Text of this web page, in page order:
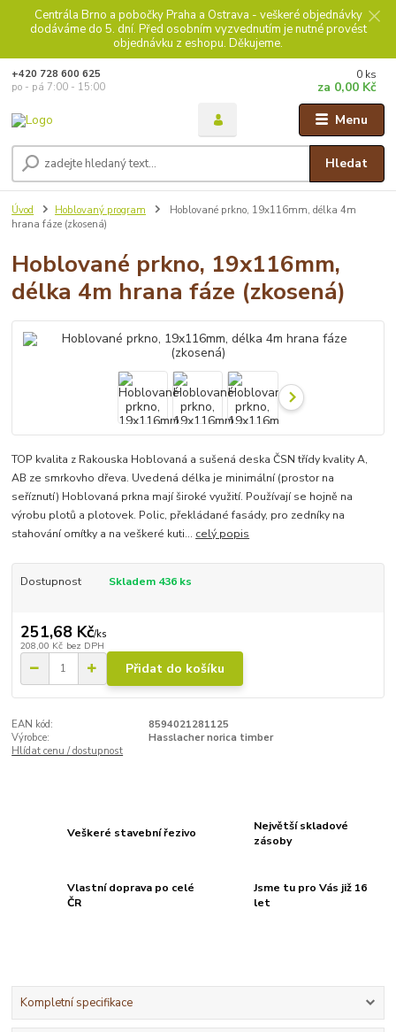
Centrála Brno a pobočky Praha a Ostrava - veškeré objednávky
dodáváme do 5. dní. Před osobním vyzvednutím je nutné provést
objednávku z eshopu. Děkujeme.
Menu
Hledat
+420 728 600 625
po - pá 7:00 - 15:00
0 ks
za 0,00 Kč
Úvod Hoblovaný program
Hoblované prkno, 19x116mm, délka 4m
hrana fáze (zkosená)
Hoblované prkno, 19x116mm,
délka 4m hrana fáze (zkosená)
TOP kvalita z Rakouska Hoblovaná a sušená deska ČSN třídy kvality A,
AB ze smrkovho dřeva. Uvedená délka je minimální (prostor na
seříznutí) Hoblovaná prkna mají široké využití. Používají se hojně na
výrobu plotů a plotovek. Polic, překládané fasády, pro zedníky na
stahování omítky a na veškeré kuti... celý popis
Dostupnost Skladem 436 ks
251,68 Kč/ks
208,00 Kč bez DPH
Přidat do košíku
EAN kód:
8594021281125
Výrobce:
Hasslacher norica timber
Hlídat cenu / dostupnost
Veškeré stavební řezivo
Největší skladové
zásoby
Vlastní doprava po celé
ČR
Jsme tu pro Vás již 16
let
Kompletní specifikace